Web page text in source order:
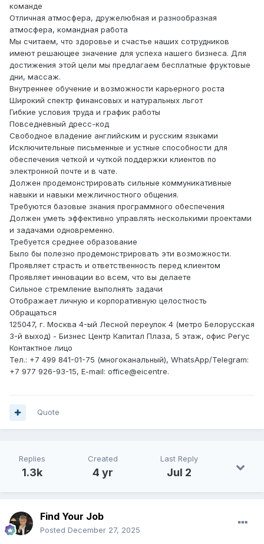
команде
Отличная атмосфера, дружелюбная и разнообразная
атмосфера, командная работа
Мы считаем, что здоровье и счастье наших сотрудников
имеют решающее значение для успеха нашего бизнеса. Для
достижения этой цели мы предлагаем бесплатные фруктовые
дни, массаж.
Внутреннее обучение и возможности карьерного роста
Широкий спектр финансовых и натуральных льгот
Гибкие условия труда и график работы
Повседневный дресс-код
Свободное владение английским и русским языками
Исключительные письменные и устные способности для
обеспечения четкой и чуткой поддержки клиентов по
электронной почте и в чате.
Должен продемонстрировать сильные коммуникативные
навыки и навыки межличностного общения.
Требуются базовые знания программного обеспечения
Должен уметь эффективно управлять несколькими проектами
и задачами одновременно.
Требуется среднее образование
Было бы полезно продемонстрировать эти возможности.
Проявляет страсть и ответственность перед клиентом
Проявляет инновации во всем, что вы делаете
Сильное стремление выполнять задачи
Отображает личную и корпоративную целостность
Обращаться
125047, г. Москва 4-ый Лесной переулок 4 (метро Белорусская
3-й выход) - Бизнес Центр Капитал Плаза, 5 этаж, офис Регус
Контактное лицо
Тел.: +7 499 841-01-75‬‬ (многоканальный), WhatsApp/Telegram:
+7 977 926-93-15‬, E-mail: office@eicentre.
Quote
Replies
1.3k
Created
4 yr
Last Reply
Jul 2
Find Your Job
Posted December 27, 2025